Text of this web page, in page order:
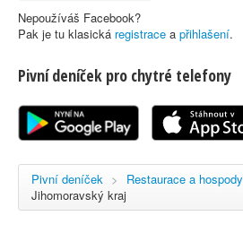
Nápověda
Registrace
Nepoužíváš Facebook?
Pak je tu klasická registrace a přihlašení.
Pivní deníček pro chytré telefony
Pivní deníček > Restaurace a hospody
Jihomoravský kraj